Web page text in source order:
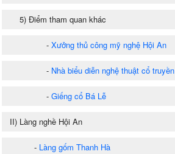
5) Điểm tham quan khác
- Xưởng thủ công mỹ nghệ Hội An
- Nhà biểu diễn nghệ thuật cổ truyền
- Giếng cổ Bá Lễ
II) Làng nghề Hội An
- Làng gốm Thanh Hà